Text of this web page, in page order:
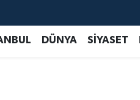
DÜNYA SİYASET